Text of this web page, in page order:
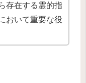
存在する霊的指
おいて重要な役